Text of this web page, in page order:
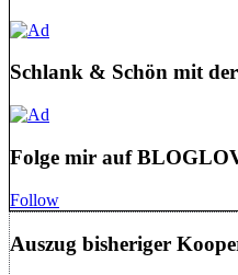
Schlank & Schön mit
Folge mir auf
Follow
Auszug bisheriger